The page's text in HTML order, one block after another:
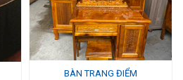
BÀN TRANG ĐIỂM